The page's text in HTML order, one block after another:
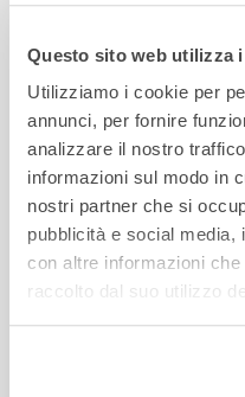
Questo sito web utilizza
Utilizziamo i cookie per
annunci, per fornire
analizzare il nostro
informazioni sul modo in
nostri partner che si
pubblicità e social media,
con altre informazioni
raccolto dal suo utilizzo
La guida degli
della cassetta di
Con
ai finanziamenti
LEGGI L'ARTICOLO